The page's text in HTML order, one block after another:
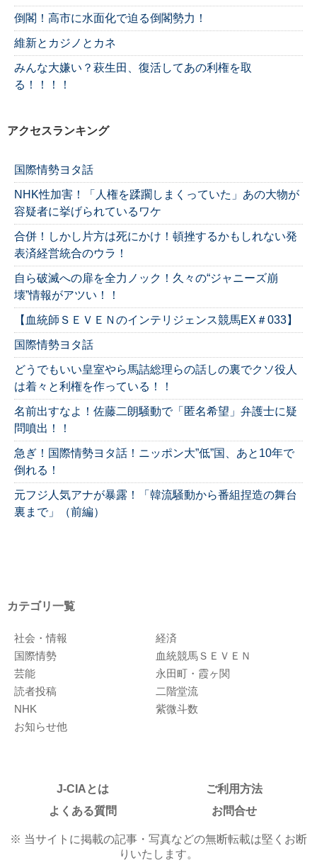
倒閣！高市に水面化で迫る倒閣勢力！
維新とカジノとカネ
みんな大嫌い？萩生田、復活してあの利権を取
る！！！！
アクセスランキング
国際情勢ヨタ話
NHK性加害！「人権を蹂躙しまくっていた」あの大物が
容疑者に挙げられているワケ
合併！しかし片方は死にかけ！頓挫するかもしれない発
表済経営統合のウラ！
自ら破滅への扉を全力ノック！久々の“ジャニーズ崩
壊”情報がアツい！！
【血統師ＳＥＶＥＮのインテリジェンス競馬EX＃033】
国際情勢ヨタ話
どうでもいい皇室やら馬詰総理らの話しの裏でクソ役人
は着々と利権を作っている！！
名前出すなよ！佐藤二朗騒動で「匿名希望」弁護士に疑
問噴出！！
急ぎ！国際情勢ヨタ話！ニッポン大”低”国、あと10年で
倒れる！
元フジ人気アナが暴露！「韓流騒動から番組捏造の舞台
裏まで」（前編）
カテゴリ一覧
社会・情報
経済
国際情勢
血統競馬ＳＥＶＥＮ
芸能
永田町・霞ヶ関
読者投稿
二階堂流
NHK
紫微斗数
お知らせ他
J-CIAとは
ご利用方法
よくある質問
お問合せ
※ 当サイトに掲載の記事・写真などの無断転載は堅くお断
りいたします。